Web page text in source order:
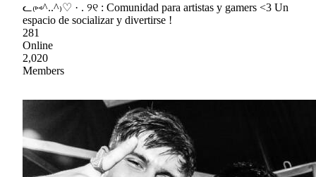
ᓚ₍⑅^..^₎♡ · . ୨୧ : Comunidad para artistas y gamers <3 Un
espacio de socializar y divertirse !
281
Online
2,020
Members